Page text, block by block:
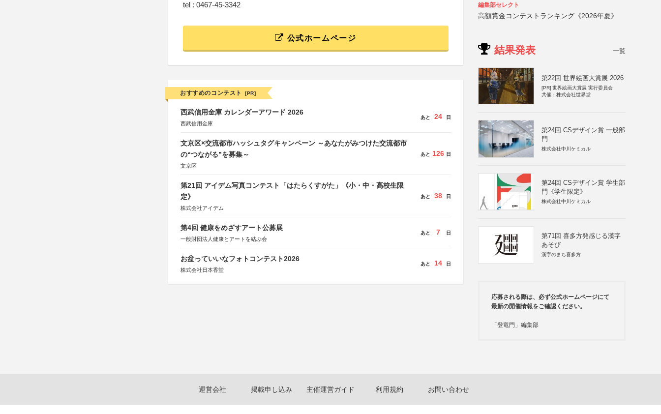
tel : 0467-45-3342
公式ホームページ
おすすめのコンテスト [PR]
西武信用金庫 カレンダーアワード 2026
西武信用金庫
あと 24 日
文京区×交流都市ハッシュタグキャンペーン ～あなたがみつけた交流都市
の“つながる”を募集～
文京区
あと 126 日
第21回 アイデム写真コンテスト「はたらくすがた」《小・中・高校生限
定》
株式会社アイデム
あと 38 日
第4回 健康をめざすアート公募展
一般財団法人健康とアートを結ぶ会
あと 7 日
お盆っていいなフォトコンテスト2026
株式会社日本香堂
あと 14 日
編集部セレクト
高額賞金コンテストランキング《2026年夏》
結果発表 一覧
第22回 世界絵画大賞展 2026
[PR] 世界絵画大賞展 実行委員会
共催：株式会社世界堂
第24回 CSデザイン賞 一般部
門
株式会社中川ケミカル
第24回 CSデザイン賞 学生部
門《学生限定》
株式会社中川ケミカル
第71回 喜多方発感じる漢字
あそび
漢字のまち喜多方
応募される際は、必ず公式ホームページにて
最新の開催情報をご確認ください。
「登竜門」編集部
運営会社 掲載申し込み 主催運営ガイド 利用規約 お問い合わせ